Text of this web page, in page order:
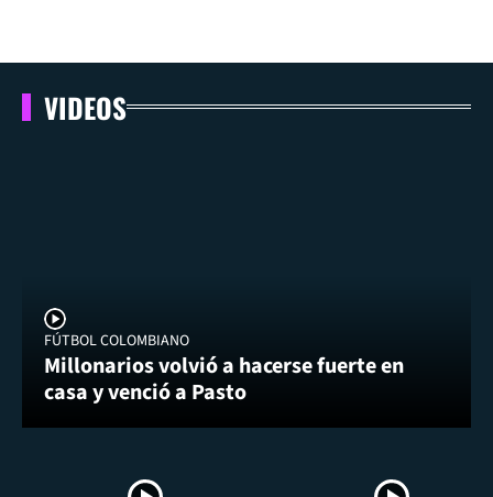
VIDEOS
FÚTBOL COLOMBIANO
Millonarios volvió a hacerse fuerte en
casa y venció a Pasto